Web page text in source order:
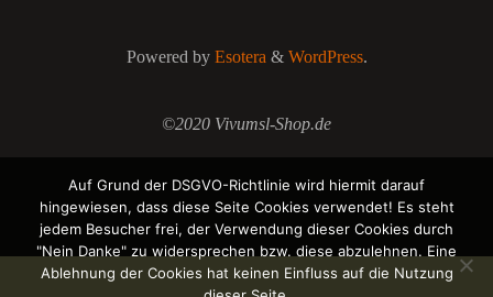
Powered byEsotera& WordPress.
©2020 Vivumsl-Shop.de
Auf Grund der DSGVO-Richtlinie wird hiermit darauf
hingewiesen, dass diese Seite Cookies verwendet! Es steht
jedem Besucher frei, der Verwendung dieser Cookies durch
"Nein Danke" zu widersprechen bzw. diese abzulehnen. Eine
Ablehnung der Cookies hat keinen Einfluss auf die Nutzung